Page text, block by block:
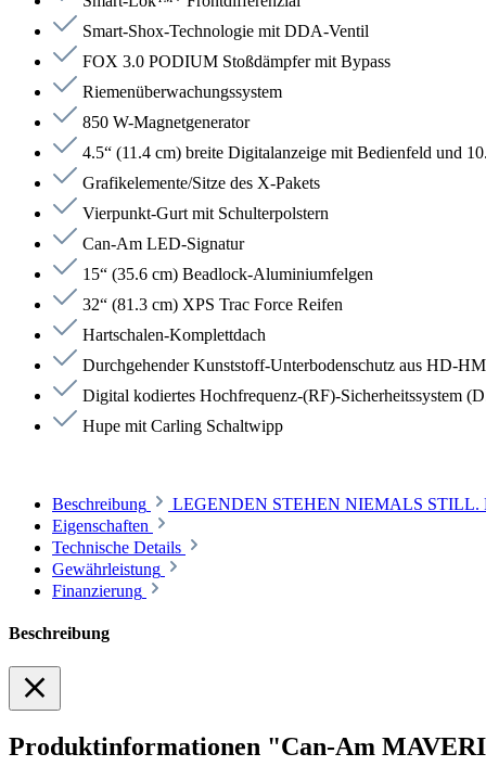
Smart-Shox-Technologie mit DDA-Ventil
FOX 3.0 PODIUM Stoßdämpfer mit Bypass
Riemenüberwachungssystem
850 W-Magnetgenerator
4.5“ (11.4 cm) breite Digitalanzeige mit Bedienfeld und
Grafikelemente/Sitze des X-Pakets
Vierpunkt-Gurt mit Schulterpolstern
Can-Am LED-Signatur
15“ (35.6 cm) Beadlock-Aluminiumfelgen
32“ (81.3 cm) XPS Trac Force Reifen
Hartschalen-Komplettdach
Durchgehender Kunststoff-Unterbodenschutz aus HD-
Digital kodiertes Hochfrequenz-(RF)-Sicherheitssystem
Hupe mit Carling Schaltwipp
Beschreibung LEGENDEN STEHEN NIEMALS STILL.
Eigenschaften
Technische Details
Gewährleistung
Finanzierung
Beschreibung
Produktinformationen "Can-Am